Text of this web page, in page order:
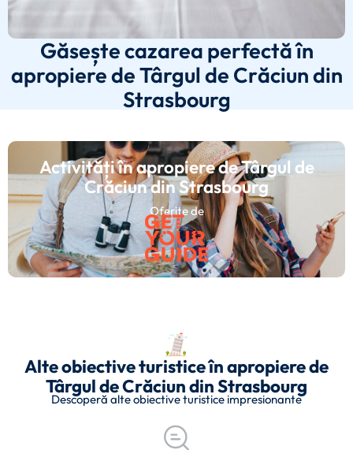
Găsește cazarea perfectă în
apropiere de Târgul de Crăciun din
Strasbourg
Activități în apropiere de Târgul de
Crăciun din Strasbourg
Oferite de
Alte obiective turistice în apropiere de
Târgul de Crăciun din Strasbourg
Descoperă alte obiective turistice impresionante